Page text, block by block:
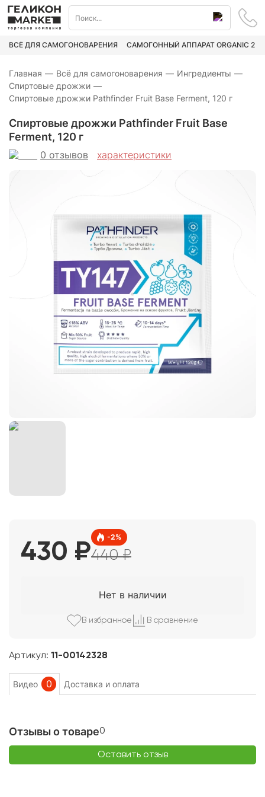
ВСЁ ДЛЯ САМОГОНОВАРЕНИЯ САМОГОННЫЙ АППАРАТ ORGANIC 2
Главная — Всё для самогоноварения — Ингредиенты —
Спиртовые дрожжи —
Спиртовые дрожжи Pathfinder Fruit Base Ferment, 120 г
Спиртовые дрожжи Pathfinder Fruit Base
Ferment, 120 г
0 отзывов характеристики
Артикул: 11-00142328
430 ₽
-2%
440₽
Нет в наличии
В избранное В сравнение
Видео 0 Доставка и оплата
Отзывы о товаре0
Оставить отзыв